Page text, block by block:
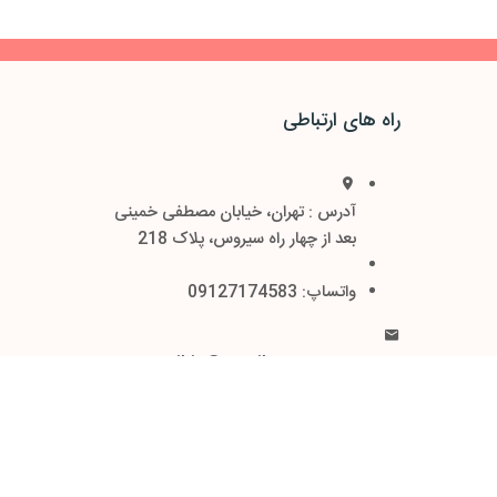
راه های ارتباطی
آدرس : تهران، خیابان مصطفی خمینی
بعد از چهار راه سیروس، پلاک 218
واتساپ: 09127174583